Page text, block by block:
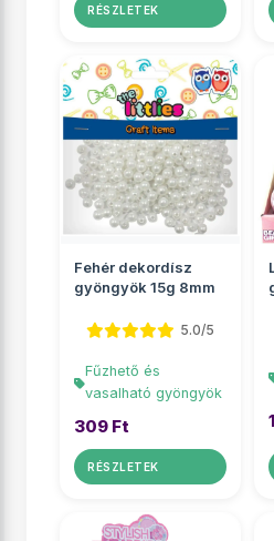
RÉSZLETEK
Fehér dekordísz
gyöngyök 15g 8mm
5.0/5
Fűzhető és
vasalható gyöngyök
309 Ft
RÉSZLETEK